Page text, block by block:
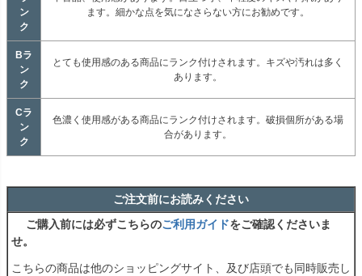
ン
ク
ます。細かな点を気になさらない方にお勧めです。
Bラ
ン
ク
とても使用感のある商品にランク付けされます。キズや汚れは多く
あります。
Cラ
ン
ク
色濃く使用感がある商品にランク付けされます。破損個所がある場
合があります。
ご注文前にお読みください
ご購入前には必ずこちらのご利用ガイドをご確認くださいま
せ。
こちらの商品は他のショッピングサイト、及び店頭でも同時販売し